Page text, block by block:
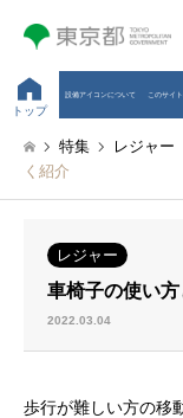
トップ
設備アイコンについて このサイ
特集 レジャー
く紹介
レジャー
車椅子の使い
2022.03.04
歩行が難しい方の移